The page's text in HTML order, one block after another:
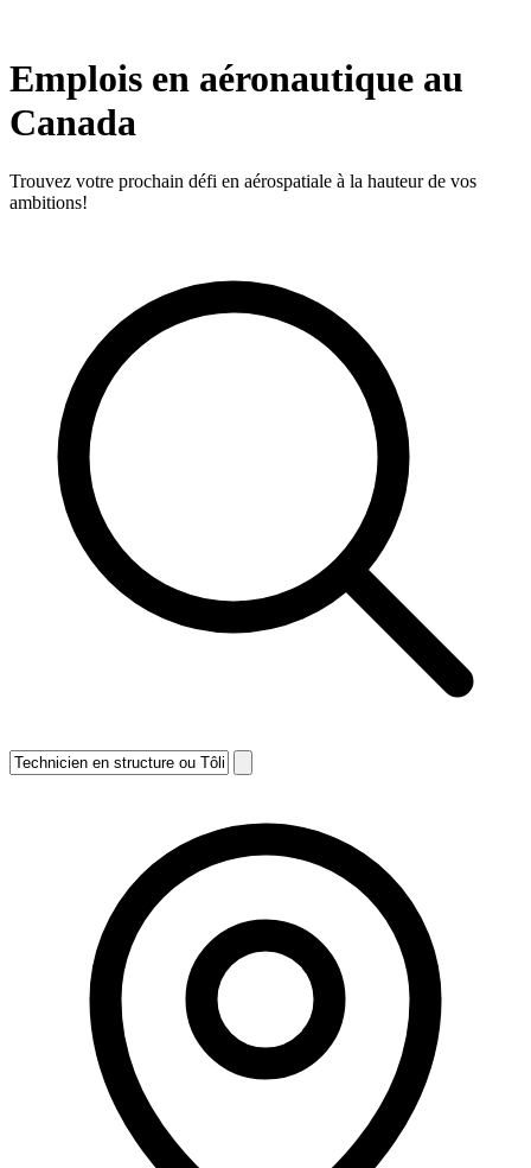
Emplois en aéronautique au
Canada
Trouvez votre prochain défi en aérospatiale à la hauteur de vos
ambitions!